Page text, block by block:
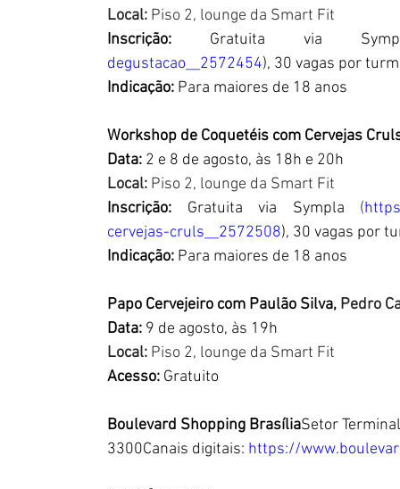
Local: Piso 2, lounge da Smart Fit
Inscrição: Gratuita via
degustacao__2572454), 30 vagas por
Indicação: Para maiores de 18 anos
Workshop de Coquetéis com Cervejas
Data: 2 e 8 de agosto, às 18h e 20h
Local: Piso 2, lounge da Smart Fit
Inscrição: Gratuita via Sympla (
cervejas-cruls__2572508), 30 vagas por
Indicação: Para maiores de 18 anos
Papo Cervejeiro com Paulão Silva, Pedro
Data: 9 de agosto, às 19h
Local: Piso 2, lounge da Smart Fit
Acesso: Gratuito
Boulevard Shopping BrasíliaSetor
3300Canais digitais: https://